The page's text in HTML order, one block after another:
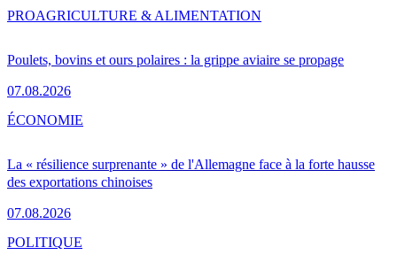
Poulets, bovins et ours polaires : la grippe aviaire se propage
07.08.2026
PROAGRICULTURE & ALIMENTATION
La « résilience surprenante » de l'Allemagne face à la forte hausse
des exportations chinoises
07.08.2026
ÉCONOMIE
POLITIQUE